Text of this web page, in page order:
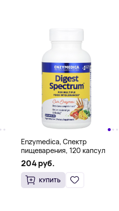
Enzymedica, Спектр
пищеварения, 120 капсул
204 руб.
КУПИТЬ